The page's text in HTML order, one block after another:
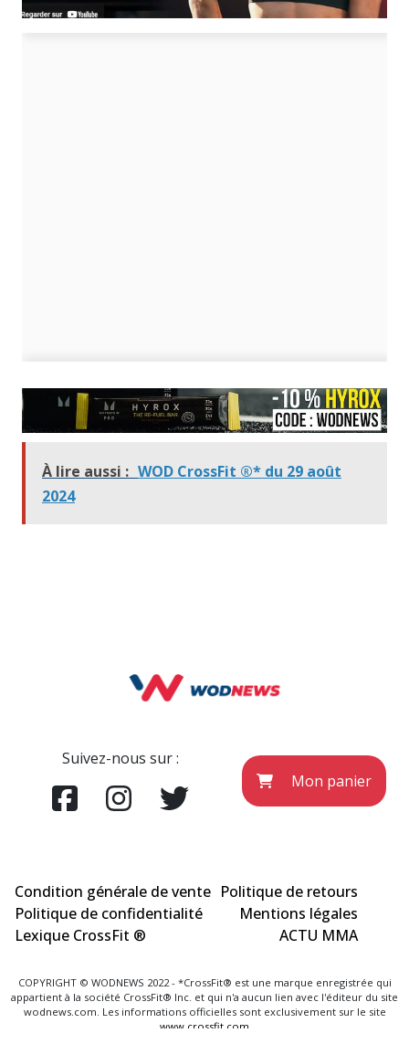
À lire aussi : WOD CrossFit ®* du 29 août
2024
Suivez-nous sur :
Mon panier
Condition générale de vente Politique de retours
Politique de confidentialité
Mentions légales
Lexique CrossFit ®
ACTU MMA
COPYRIGHT © WODNEWS 2022 - *CrossFit® est une marque enregistrée qui
appartient à la société CrossFit® Inc. et qui n'a aucun lien avec l'éditeur du site
wodnews.com. Les informations officielles sont exclusivement sur le site
www.crossfit.com